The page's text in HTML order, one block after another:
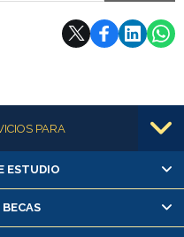
PARA
os
línea
asignaturas
ESTUDIO